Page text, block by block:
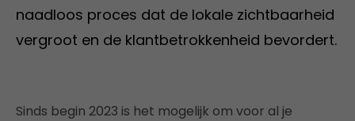
naadloos proces dat de lokale zichtbaarheid
vergroot en de klantbetrokkenheid bevordert.
Sinds begin 2023 is het mogelijk om voor al je